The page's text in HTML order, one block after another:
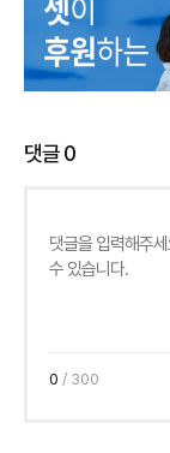
댓글0
0 / 300